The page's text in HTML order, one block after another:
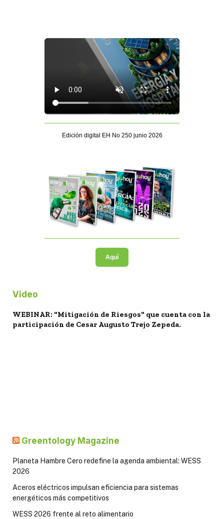
Edición digital EH No 250 junio 2026
Aquí
Video
WEBINAR: "Mitigación de Riesgos" que cuenta con la
participación de Cesar Augusto Trejo Zepeda.
Greentology Magazine
Planeta Hambre Cero redefine la agenda ambiental: WESS
2026
Aceros eléctricos impulsan eficiencia para sistemas
energéticos más competitivos
WESS 2026 frente al reto alimentario